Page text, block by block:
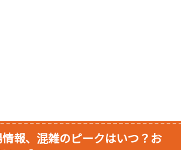
報、混雑のピークはいつ？お